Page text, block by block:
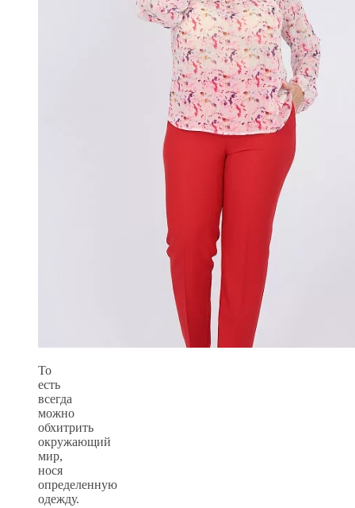
То
есть
всегда
можно
обхитрить
окружающий
мир,
нося
определенную
одежду.